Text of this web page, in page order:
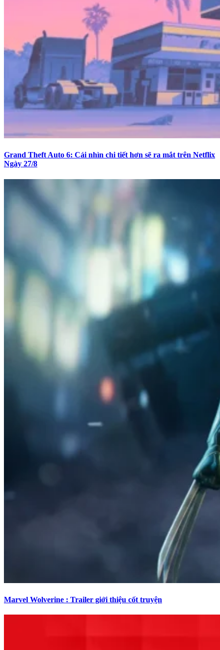
Grand Theft Auto 6: Cái nhìn chi tiết hơn sẽ ra mắt trên Netflix
Ngày 27/8
Marvel Wolverine : Trailer giới thiệu cốt truyện